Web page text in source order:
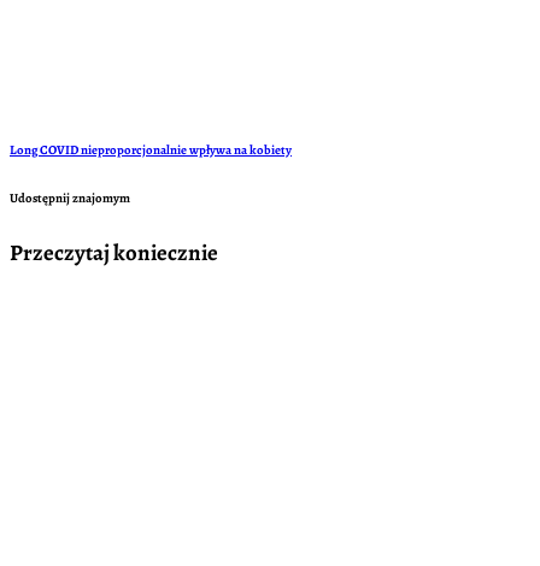
Long COVID nieproporcjonalnie wpływa na kobiety
Udostępnij znajomym
Przeczytaj koniecznie